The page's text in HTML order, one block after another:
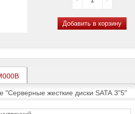
Добавить в корзину
"Серверные жесткие диски SATA 3"5"